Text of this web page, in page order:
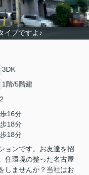
イプですよ♪
3DK
1階/5階建
16分
18分
18分
ョンです。お友達を招
住環境の整った名古屋
しませんか？当社はお